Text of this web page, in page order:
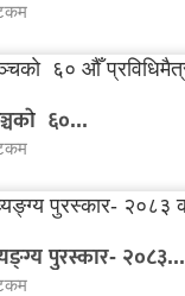
६०...
पुरस्कार- २०८३...